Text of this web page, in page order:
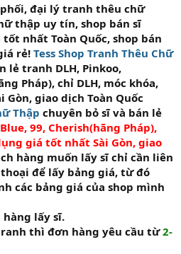
đại lý tranh thêu chữ
thập uy tín, shop bán sĩ
nhất Toàn Quốc, shop bán
rẻ! Tess Shop Tranh Thêu Chữ
lẻ tranh DLH, Pinkoo,
Pháp), chỉ DLH, móc khóa,
giao dịch Toàn Quốc
Thập chuyên bỏ sĩ và bán lẻ
99, Cherish(hãng Pháp),
giá tốt nhất Sài Gòn, giao
hàng muốn lấy sĩ chỉ cần liên
để lấy bảng giá, từ đó
các bảng giá của shop mình
hàng lấy sĩ.
thì đơn hàng yêu cầu từ2-